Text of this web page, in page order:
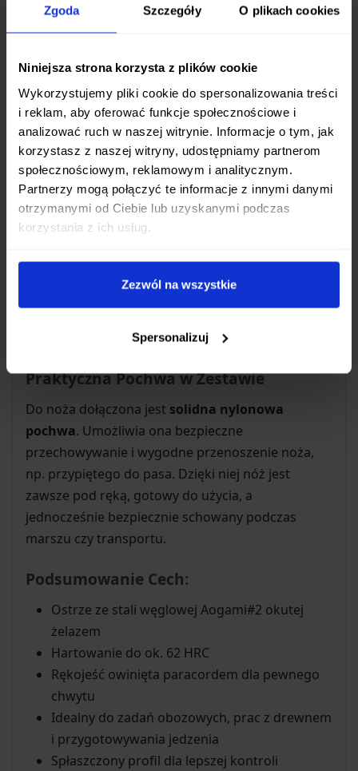
Zgoda Szczegóły O plikach cookies
Niniejsza strona korzysta z plików cookie
Wykorzystujemy pliki cookie do spersonalizowania treści
i reklam, aby oferować funkcje społecznościowe i
analizować ruch w naszej witrynie. Informacje o tym, jak
korzystasz z naszej witryny, udostępniamy partnerom
społecznościowym, reklamowym i analitycznym.
Partnerzy mogą połączyć te informacje z innymi danymi
otrzymanymi od Ciebie lub uzyskanymi podczas
korzystania z ich usług.
Zezwól na wszystkie
Spersonalizuj
warunkach, nawet gdy dłonie są wilgotne lub
brudne, ale także dodaje nożowi taktycznego
precyzyjną kontrolęnad ostrzem podczas
bardziej wymagających zadań.
Wszechstronność Użycia
Kanetsune Karasu Kuro to prawdziwie
uniwersalne narzędzie obozowe. Jego
konstrukcja i rozmiar sprawiają, że świetnie
nadaje się zarówno do zadań związanych z
w terenie (krojenie warzyw, mięsa). To
Praktyczna Pochwa w Zestawie
Do noża dołączona jest solidna nylonowa
pochwa. Umożliwia ona bezpieczne
przechowywanie i wygodne przenoszenie noża,
np. przypiętego do pasa. Dzięki niej nóż jest
zawsze pod ręką, gotowy do użycia, a
jednocześnie bezpiecznie schowany podczas
marszu czy transportu.
Podsumowanie Cech:
Ostrze ze stali węglowej Aogami#2 okutej
żelazem
Hartowanie do ok. 62 HRC
Rękojeść owinięta paracordem dla pewnego
chwytu
Idealny do zadań obozowych, prac z drewnem
i przygotowywania jedzenia
Spłaszczony profil dla lepszej kontroli